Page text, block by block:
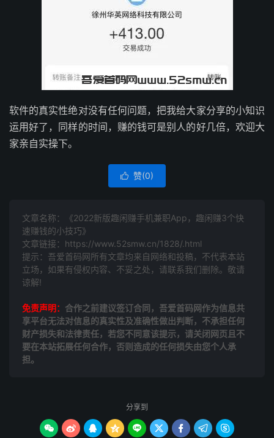
软件的真实性绝对没有任何问题，把我给大家分享的小知识
运用好了，同样的时间，赚的钱可是别人的好几倍，欢迎大
家亲自实操下。
 赞(0)
文章名称：《2022新版趣闲赚手机兼职App，趣闲赚3个快
速赚钱的小技巧》
文章链接： https://www.52smw.cn/1828/.html
提示：吾爱首码网所有文章均来自网络和投稿，不代表本站
立场，如果有侵权内容、不妥之处，请联系我们删除。敬请
谅解!
免责声明： 合作之前建议签订合同，吾爱首码网作为信息共
享平台无法对信息的真实性及准确性做出判断，不承担任何
财产损失和法律责任，若您不同意该提示，请关闭网页且不
要在本站拓展任何合作，否则造成的任何损失由您个人承
担。
分享到
        